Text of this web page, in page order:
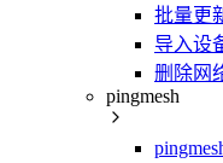
批量更
导入设
删除网
pingmesh